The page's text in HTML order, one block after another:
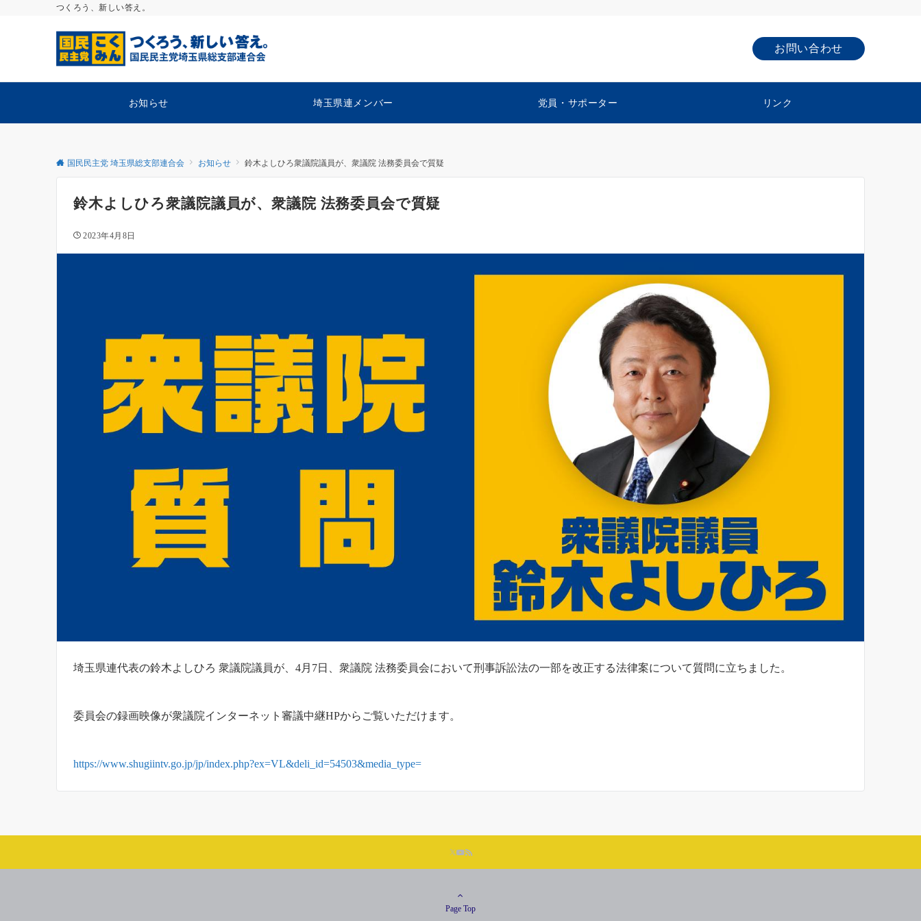
つくろう、新しい答え。
お問い合わせ
お知らせ 埼玉県連メンバー 党員・サポーター リンク
国民民主党 埼玉県総支部連合会 お知らせ 鈴木よしひろ衆議院議員が、衆議院 法務委員会で質疑
鈴木よしひろ衆議院議員が、衆議院 法務委員会で質疑
2023年4月8日
埼玉県連代表の鈴木よしひろ 衆議院議員が、4月7日、衆議院 法務委員会において刑事訴訟法の一部を改正する法律案について質問に立ちました。
委員会の録画映像が衆議院インターネット審議中継HPからご覧いただけます。
https://www.shugiintv.go.jp/jp/index.php?ex=VL&deli_id=54503&media_type=
Page Top